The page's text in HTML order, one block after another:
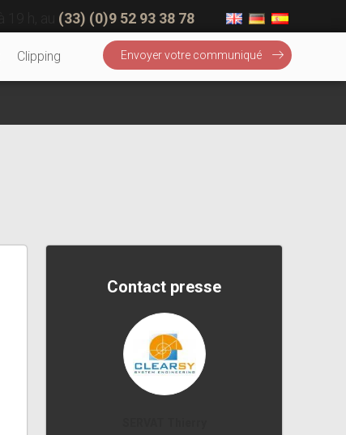
(33) (0)9 52 93 38 78
Clipping Envoyer votre communiqué
Contact presse